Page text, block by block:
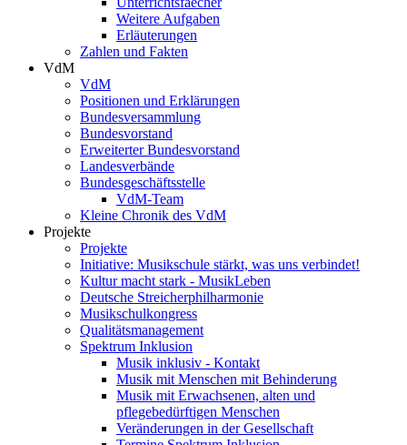
Weitere Aufgaben
Erläuterungen
Zahlen und Fakten
VdM
VdM
Positionen und Erklärungen
Bundesversammlung
Bundesvorstand
Erweiterter Bundesvorstand
Landesverbände
Bundesgeschäftsstelle
VdM-Team
Kleine Chronik des VdM
Projekte
Projekte
Initiative: Musikschule stärkt, was uns verbindet!
Kultur macht stark - MusikLeben
Deutsche Streicherphilharmonie
Musikschulkongress
Qualitätsmanagement
Spektrum Inklusion
Musik inklusiv - Kontakt
Musik mit Menschen mit Behinderung
Musik mit Erwachsenen, alten und
pflegebedürftigen Menschen
Veränderungen in der Gesellschaft